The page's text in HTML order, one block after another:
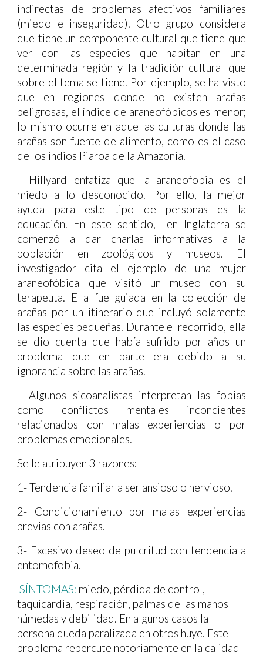
indirectas de problemas afectivos familiares
(miedo e inseguridad). Otro grupo considera
que tiene un componente cultural que tiene que
ver con las especies que habitan en una
determinada región y la tradición cultural que
sobre el tema se tiene. Por ejemplo, se ha visto
que en regiones donde no existen arañas
peligrosas, el índice de araneofóbicos es menor;
lo mismo ocurre en aquellas culturas donde las
arañas son fuente de alimento, como es el caso
de los indios Piaroa de la Amazonia.
Hillyard enfatiza que la araneofobia es el
miedo a lo desconocido. Por ello, la mejor
ayuda para este tipo de personas es la
educación. En este sentido, en Inglaterra se
comenzó a dar charlas informativas a la
población en zoológicos y museos. El
investigador cita el ejemplo de una mujer
araneofóbica que visitó un museo con su
terapeuta. Ella fue guiada en la colección de
arañas por un itinerario que incluyó solamente
las especies pequeñas. Durante el recorrido, ella
se dio cuenta que había sufrido por años un
problema que en parte era debido a su
ignorancia sobre las arañas.
Algunos sicoanalistas interpretan las fobias
como conflictos mentales inconcientes
relacionados con malas experiencias o por
problemas emocionales.
Se le atribuyen 3 razones:
1- Tendencia familiar a ser ansioso o nervioso.
2- Condicionamiento por malas experiencias
previas con arañas.
3- Excesivo deseo de pulcritud con tendencia a
entomofobia.
SÍNTOMAS: miedo, pérdida de control,
taquicardia, respiración, palmas de las manos
húmedas y debilidad. En algunos casos la
persona queda paralizada en otros huye. Este
problema repercute notoriamente en la calidad